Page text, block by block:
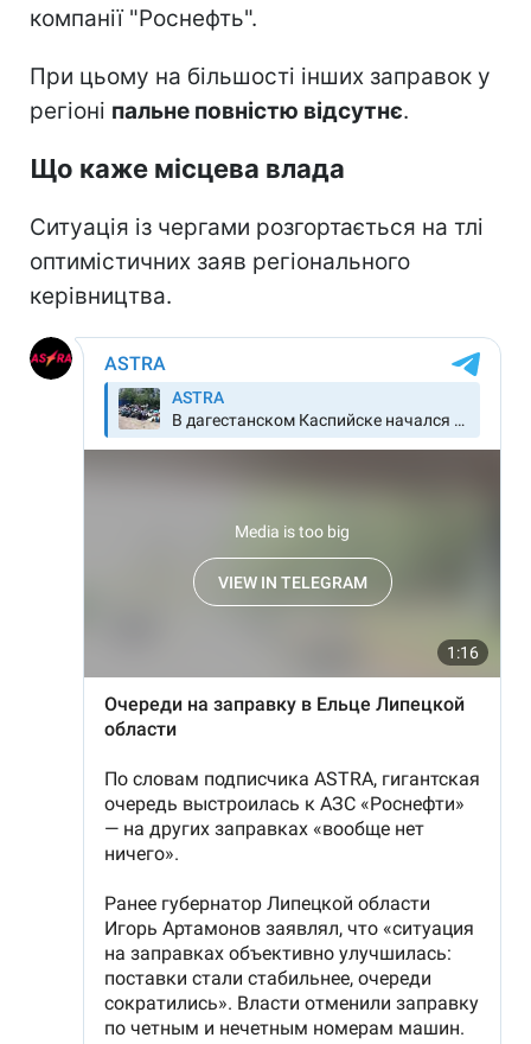
компанії "Роснефть".
При цьому на більшості інших заправок у
регіоні пальне повністю відсутнє.
Що каже місцева влада
Ситуація із чергами розгортається на тлі
оптимістичних заяв регіонального
керівництва.